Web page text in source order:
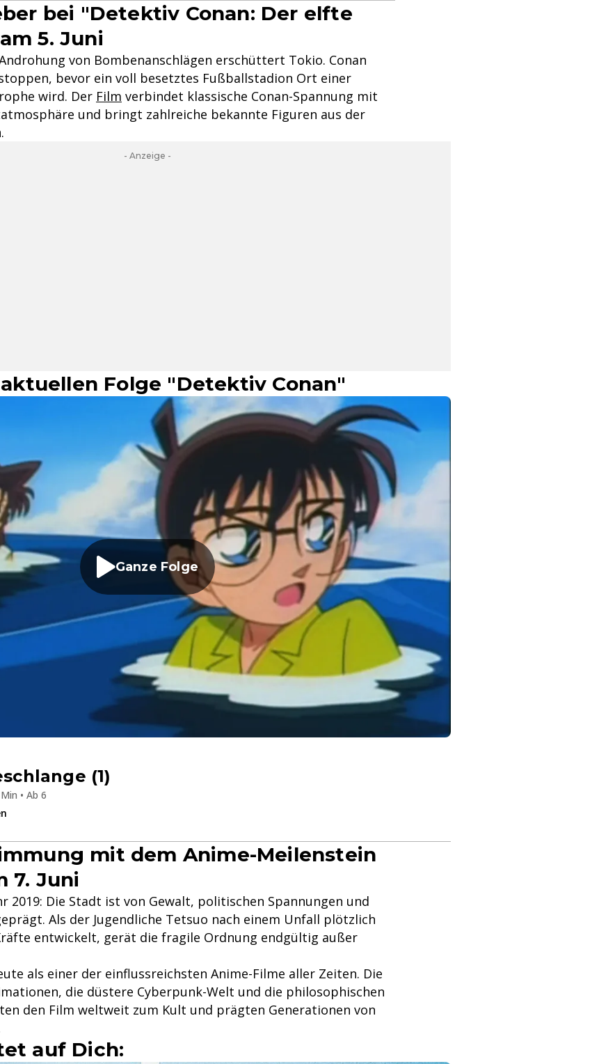
bei "Detektiv Conan: Der elfte
5. Juni
von Bombenanschlägen erschüttert Tokio. Conan
bevor ein voll besetztes Fußballstadion Ort einer
wird. Der Film verbindet klassische Conan-Spannung mit
und bringt zahlreiche bekannte Figuren aus der
- Anzeige -
Folge "Detektiv Conan"
Ganze Folge
(1)
• Ab 6
mit dem Anime-Meilenstein
7. Juni
2019: Die Stadt ist von Gewalt, politischen Spannungen und
Als der Jugendliche Tetsuo nach einem Unfall plötzlich
entwickelt, gerät die fragile Ordnung endgültig außer
als einer der einflussreichsten Anime-Filme aller Zeiten. Die
die düstere Cyberpunk-Welt und die philosophischen
den Film weltweit zum Kult und prägten Generationen von
auf Dich: